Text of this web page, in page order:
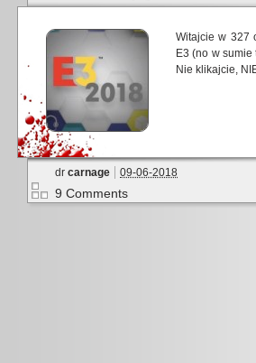
Witajcie w 327
E3 (no w
Nie klikajcie,
dr carnage 09-06-2018
9 Comments